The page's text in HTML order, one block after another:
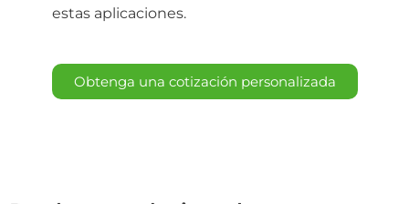
estas aplicaciones.
Obtenga una cotización personalizada